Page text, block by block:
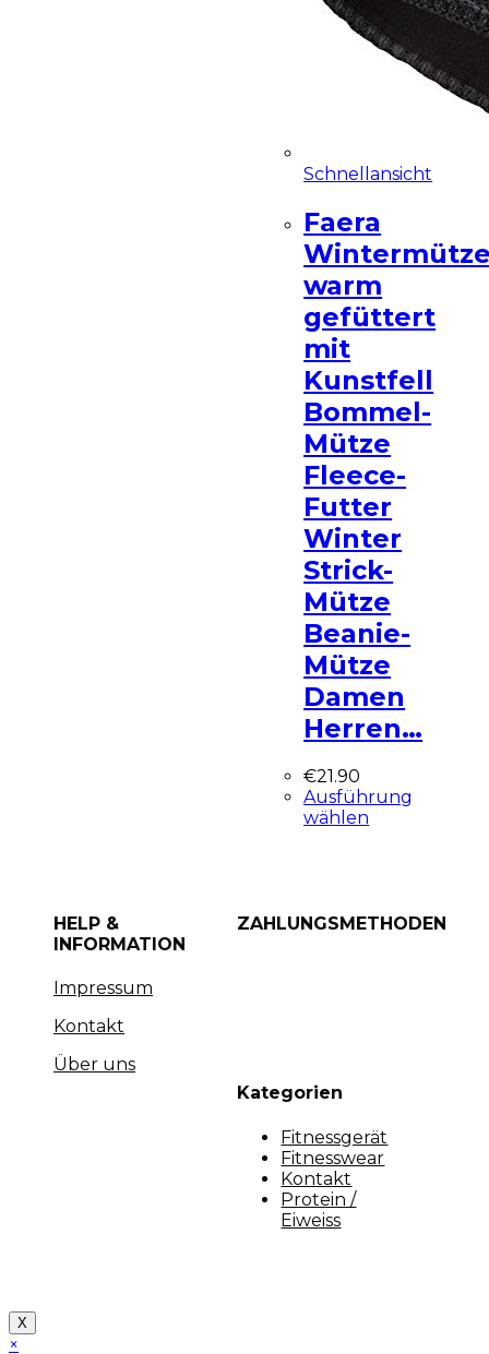
Schnellansicht
Faera
warm
gefüttert
mit
Kunstfell
Bommel-
Mütze
Fleece-
Futter
Winter
Strick-
Mütze
Beanie-
Mütze
Damen
Herren…
€21.90
Ausführung
wählen
HELP &
INFORMATION
Impressum
Kontakt
Über uns
ZAHLUNGSMETHODEN
Kategorien
Fitnessgerät
Fitnesswear
Kontakt
Protein /
Eiweiss
X
×